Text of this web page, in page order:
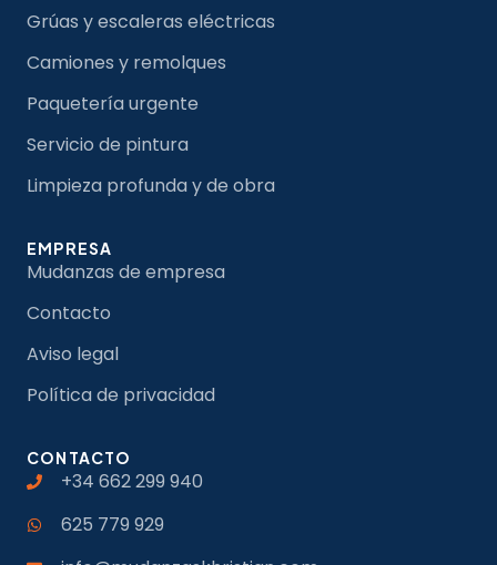
Grúas y escaleras eléctricas
Camiones y remolques
Paquetería urgente
Servicio de pintura
Limpieza profunda y de obra
EMPRESA
Mudanzas de empresa
Contacto
Aviso legal
Política de privacidad
CONTACTO
+34 662 299 940
625 779 929